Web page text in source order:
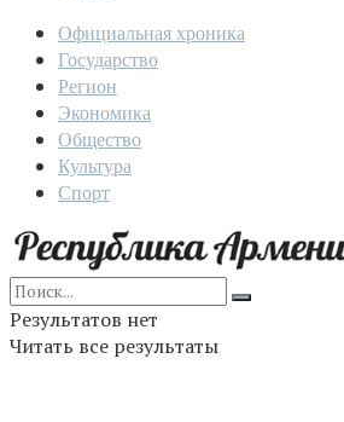
Официальная хроника
Государство
Регион
Экономика
Общество
Культура
Спорт
Результатов нет
Читать все результаты